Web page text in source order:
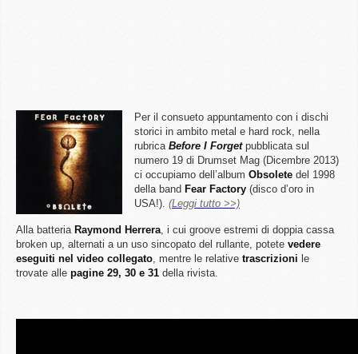
Per il consueto appuntamento con i dischi
storici in ambito metal e hard rock, nella
rubrica Before I Forgetpubblicata sul
numero 19 di Drumset Mag (Dicembre 2013)
ci occupiamo dell’album Obsolete del 1998
della band Fear Factory (disco d’oro in
USA!). (Leggi tutto >>)
Alla batteria Raymond Herrera, i cui groove estremi di doppia cassa
broken up, alternati a un uso sincopato del rullante, potete vedere
eseguiti nel video collegato, mentre le relative trascrizioni le
trovate alle pagine 29, 30 e 31 della rivista.